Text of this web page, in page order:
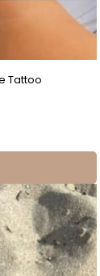
Tattoo